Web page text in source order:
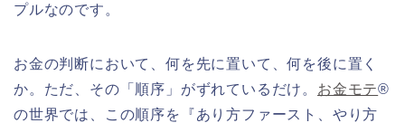
プルなのです。
お金の判断において、何を先に置いて、何を後に置く
か。ただ、その「順序」がずれているだけ。 お金モテ®
の世界では、この順序を『あり方ファースト、やり方